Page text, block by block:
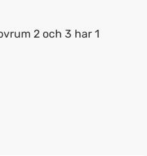
2 och 3 har 1